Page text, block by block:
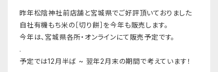
昨年松陰神社前店舗と宮城県でご好評頂いておりました
自社有機もち米の［切り餅］を今年も販売します。
今年は、宮城県各所・オンラインにて販売予定です。
.
予定では12月半ば ~ 翌年2月末の期間で考えています！